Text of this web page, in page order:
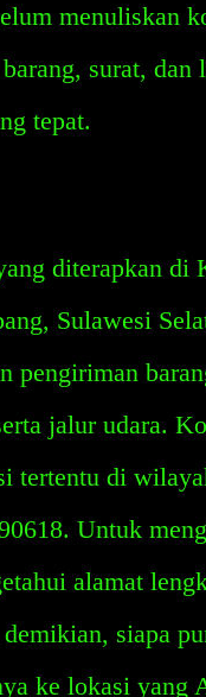
menuliskan
surat, dan
tepat.
diterapkan di
Sulawesi
pengiriman
jalur udara.
tertentu di
Untuk
alamat
siapa
ke lokasi yang